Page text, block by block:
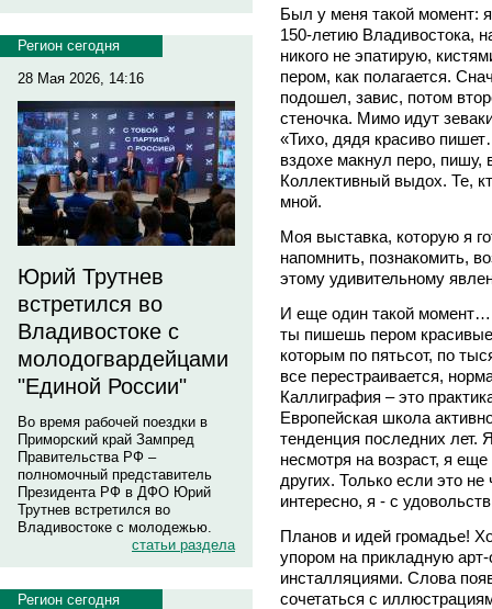
Регион сегодня
28 Мая 2026, 14:16
Юрий Трутнев
встретился во
Владивостоке с
молодогвардейцами
"Единой России"
Во время рабочей поездки в
Приморский край Зампред
Правительства РФ –
полномочный представитель
Президента РФ в ДФО Юрий
Трутнев встретился во
Владивостоке с молодежью.
статьи раздела
Регион сегодня
Был у меня такой момент:
150-летию Владивостока,
никого не эпатирую,
пером, как полагается.
подошел, завис, потом
стеночка. Мимо идут
«Тихо, дядя красиво
вздохе макнул перо,
Коллективный выдох. Те,
мной.
Моя выставка, которую я
напомнить, познакомить,
этому удивительному
И еще один такой
ты пишешь пером
которым по пятьсот, по
все перестраивается,
Каллиграфия – это
Европейская школа
тенденция последних
несмотря на возраст, я
других. Только если это не
интересно, я - с
Планов и идей громадье!
упором на прикладную
инсталляциями. Слова
сочетаться с